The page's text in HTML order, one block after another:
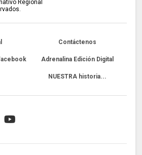
Regional
Contáctenos
Adrenalina Edición Digital
NUESTRA historia...